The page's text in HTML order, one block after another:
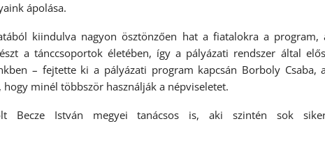
ápolása.
kiindulva nagyon ösztönzően hat a fiatalokra a program,
a tánccsoportok életében, így a pályázati rendszer által
– fejtette ki a pályázati program kapcsán Borboly Csaba,
minél többször használják a népviseletet.
Becze István megyei tanácsos is, aki szintén sok